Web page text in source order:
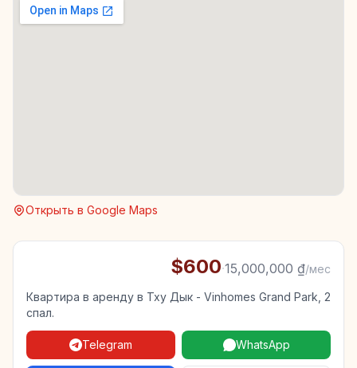
Открыть в Google Maps
$600·15,000,000 ₫/мес
Квартира в аренду в Тху Дык - Vinhomes Grand Park, 2
спал.
Telegram WhatsApp